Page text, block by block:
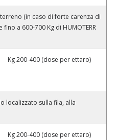
(in caso di forte carenza di
a 600-700 Kg di HUMOTERR
Kg 200-400 (dose per ettaro)
localizzato sulla fila, alla
Kg 200-400 (dose per ettaro)